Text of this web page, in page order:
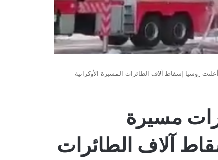
روسيا إسقاط آلاف الطائرات المسيرة الأوكرانية
مسيرة
آلاف الطائرات